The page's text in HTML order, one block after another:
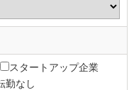
スタートアップ企業
勤なし